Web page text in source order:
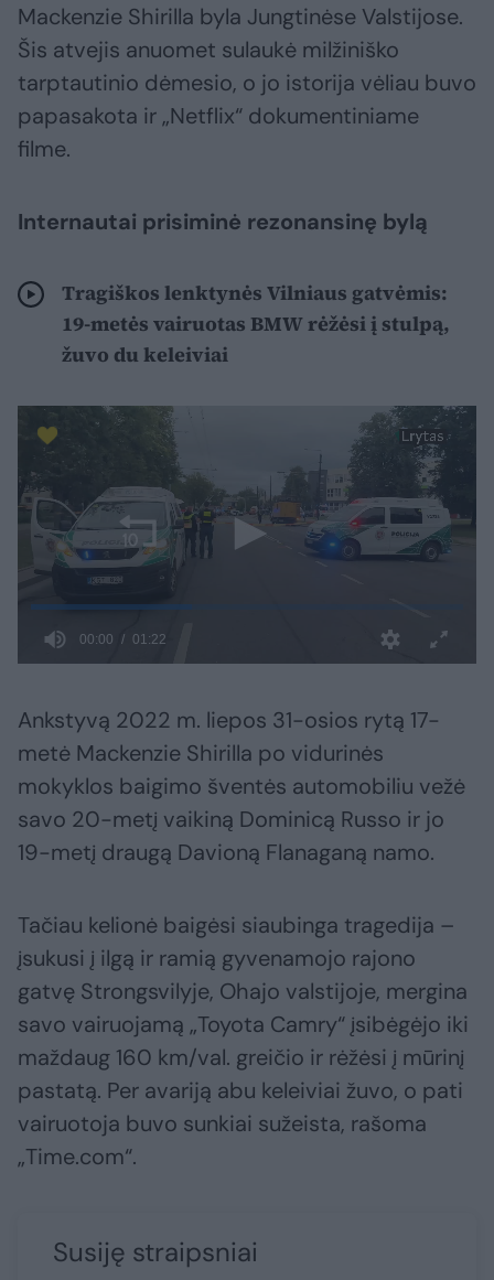
Mackenzie Shirilla byla Jungtinėse Valstijose.
Šis atvejis anuomet sulaukė milžiniško
tarptautinio dėmesio, o jo istorija vėliau buvo
papasakota ir „Netflix“ dokumentiniame
filme.
Internautai prisiminė rezonansinę bylą
Tragiškos lenktynės Vilniaus gatvėmis:
19-metės vairuotas BMW rėžėsi į stulpą,
žuvo du keleiviai
Ankstyvą 2022 m. liepos 31-osios rytą 17-
metė Mackenzie Shirilla po vidurinės
mokyklos baigimo šventės automobiliu vežė
savo 20-metį vaikiną Dominicą Russo ir jo
19-metį draugą Davioną Flanaganą namo.
Tačiau kelionė baigėsi siaubinga tragedija –
įsukusi į ilgą ir ramią gyvenamojo rajono
gatvę Strongsvilyje, Ohajo valstijoje, mergina
savo vairuojamą „Toyota Camry“ įsibėgėjo iki
maždaug 160 km/val. greičio ir rėžėsi į mūrinį
pastatą. Per avariją abu keleiviai žuvo, o pati
vairuotoja buvo sunkiai sužeista, rašoma
„Time.com“.
Susiję straipsniai